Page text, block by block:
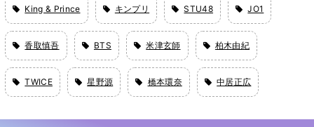
King & Prince キンプリ STU48 JO1
香取慎吾 BTS 米津玄師 柏木由紀
TWICE 星野源 橋本環奈 中居正広